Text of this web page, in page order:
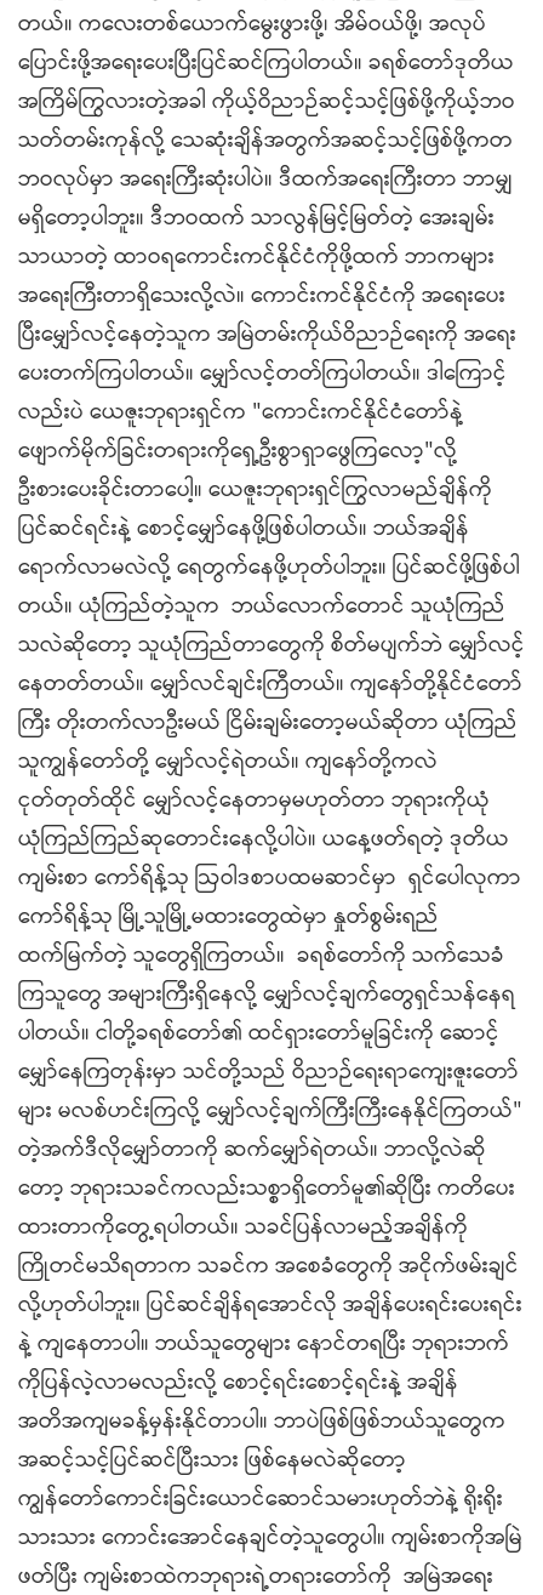
တယ်။ ကလေးတစ်ယောက်မွေးဖွားဖို့၊ အိမ်ဝယ်ဖို့၊ အလုပ်
ပြောင်းဖို့အရေးပေးပြီးပြင်ဆင်ကြပါတယ်။ ခရစ်တော်ဒုတိယ
အကြိမ်ကြွလားတဲ့အခါ ကိုယ့်ဝိညာဉ်ဆင့်သင့်ဖြစ်ဖို့ကိုယ့်ဘဝ
သတ်တမ်းကုန်လို့ သေဆုံးချိန်အတွက်အဆင့်သင့်ဖြစ်ဖို့ကတ
ဘဝလုပ်မှာ အရေးကြီးဆုံးပါပဲ။ ဒီထက်အရေးကြီးတာ ဘာမျှ
မရှိတော့ပါဘူး။ ဒီဘဝထက် သာလွန်မြင့်မြတ်တဲ့ အေးချမ်း
သာယာတဲ့ ထာဝရကောင်းကင်နိုင်ငံကိုဖို့ထက် ဘာကများ
အရေးကြီးတာရှိသေးလို့လဲ။ ကောင်းကင်နိုင်ငံကို အရေးပေး
ပြီးမျှော်လင့်နေတဲ့သူက အမြဲတမ်းကိုယ်ဝိညာဉ်ရေးကို အရေး
ပေးတက်ကြပါတယ်။ မျှော်လင့်တတ်ကြပါတယ်။ ဒါကြောင့်
လည်းပဲ ယေဇူးဘုရားရှင်က "ကောင်းကင်နိုင်ငံတော်နဲ့
ဖျောက်မိုက်ခြင်းတရားကိုရှေ့ဦးစွာရှာဖွေကြလော့"လို့
ဦးစားပေးခိုင်းတာပေါ့။ ယေဇူးဘုရားရှင်ကြွလာမည်ချိန်ကို
ပြင်ဆင်ရင်းနဲ့ စောင့်မျှော်နေဖို့ဖြစ်ပါတယ်။ ဘယ်အချိန်
ရောက်လာမလဲလို့ ရေတွက်နေဖို့ဟုတ်ပါဘူး။ ပြင်ဆင်ဖို့ဖြစ်ပါ
တယ်။ ယုံကြည်တဲ့သူက ဘယ်လောက်တောင် သူယုံကြည်
သလဲဆိုတော့ သူယုံကြည်တာတွေကို စိတ်မပျက်ဘဲ မျှော်လင့်
နေတတ်တယ်။ မျှော်လင်ချင်းကြီတယ်။ ကျနော်တို့နိုင်ငံတော်
ကြီး တိုးတက်လာဦးမယ် ငြိမ်းချမ်းတော့မယ်ဆိုတာ ယုံကြည်
သူကျွန်တော်တို့ မျှော်လင့်ရဲတယ်။ ကျနော်တို့ကလဲ
ငုတ်တုတ်ထိုင် မျှော်လင့်နေတာမှမဟုတ်တာ ဘုရားကိုယုံ
ယုံကြည်ကြည်ဆုတောင်းနေလို့ပါပဲ။ ယနေ့ဖတ်ရတဲ့ ဒုတိယ
ကျမ်းစာ ကော်ရိန့်သု ဩဝါဒစာပထမဆာင်မှာ ရှင်ပေါလုကာ
ကော်ရိန့်သု မြို့သူမြို့မထားတွေထဲမှာ နှုတ်စွမ်းရည်
ထက်မြက်တဲ့ သူတွေရှိကြတယ်။ ခရစ်တော်ကို သက်သေခံ
ကြသူတွေ အများကြီးရှိနေလို့ မျှော်လင့်ချက်တွေရှင်သန်နေရ
ပါတယ်။ ငါတို့ခရစ်တော်၏ ထင်ရှားတော်မူခြင်းကို ဆောင့်
မျှော်နေကြတုန်းမှာ သင်တို့သည် ဝိညာဉ်ရေးရာကျေးဇူးတော်
များ မလစ်ဟင်းကြလို့ မျှော်လင့်ချက်ကြီးကြီးနေနိုင်ကြတယ်"
တဲ့အက်ဒီလိုမျှော်တာကို ဆက်မျှော်ရဲတယ်။ ဘာလို့လဲဆို
တော့ ဘုရားသခင်ကလည်းသစ္စာရှိတော်မူ၏ဆိုပြီး ကတိပေး
ထားတာကိုတွေ့ရပါတယ်။ သခင်ပြန်လာမည့်အချိန်ကို
ကြိုတင်မသိရတာက သခင်က အစေခံတွေကို အငိုက်ဖမ်းချင်
လို့ဟုတ်ပါဘူး။ ပြင်ဆင်ချိန်ရအောင်လို အချိန်ပေးရင်းပေးရင်း
နဲ့ ကျနေတာပါ။ ဘယ်သူတွေများ နောင်တရပြီး ဘုရားဘက်
ကိုပြန်လဲ့လာမလည်းလို့ စောင့်ရင်းစောင့်ရင်းနဲ့ အချိန်
အတိအကျမခန့်မှန်းနိုင်တာပါ။ ဘာပဲဖြစ်ဖြစ်ဘယ်သူတွေက
အဆင့်သင့်ပြင်ဆင်ပြီးသား ဖြစ်နေမလဲဆိုတော့
ကျွန်တော်‌ကောင်းခြင်းယောင်ဆောင်သမားဟုတ်ဘဲနဲ့ ရိုးရိုး
သားသား ကောင်းအောင်နေချင်တဲ့သူတွေပါ။ ကျမ်းစာကိုအမြဲ
ဖတ်ပြီး ကျမ်းစာထဲကဘုရားရဲ့တရားတော်ကို အမြဲအရေး